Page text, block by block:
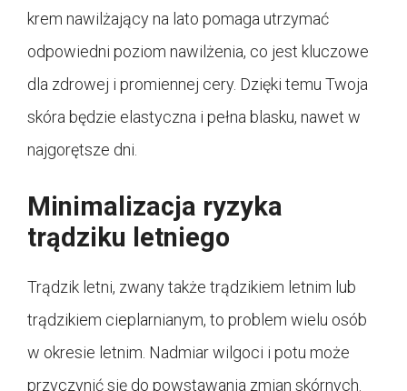
krem nawilżający na lato pomaga utrzymać
odpowiedni poziom nawilżenia, co jest kluczowe
dla zdrowej i promiennej cery. Dzięki temu Twoja
skóra będzie elastyczna i pełna blasku, nawet w
najgorętsze dni.
Minimalizacja ryzyka
trądziku letniego
Trądzik letni, zwany także trądzikiem letnim lub
trądzikiem cieplarnianym, to problem wielu osób
w okresie letnim. Nadmiar wilgoci i potu może
przyczynić się do powstawania zmian skórnych.